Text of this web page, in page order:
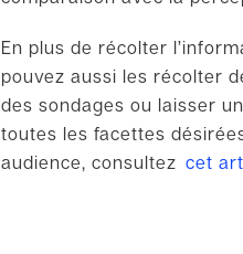
En plus de récolter
pouvez aussi les récolter
des sondages ou laisser
toutes les facettes
audience, consultez cet